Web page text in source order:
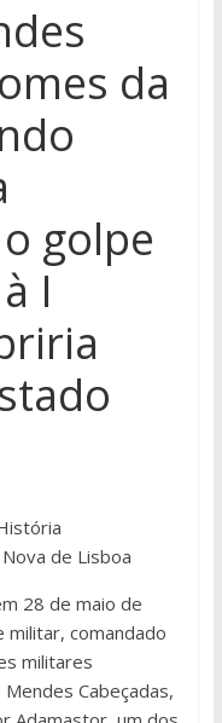
da
golpe
I
de Lisboa
28 de maio de
comandado
militares
Cabeçadas,